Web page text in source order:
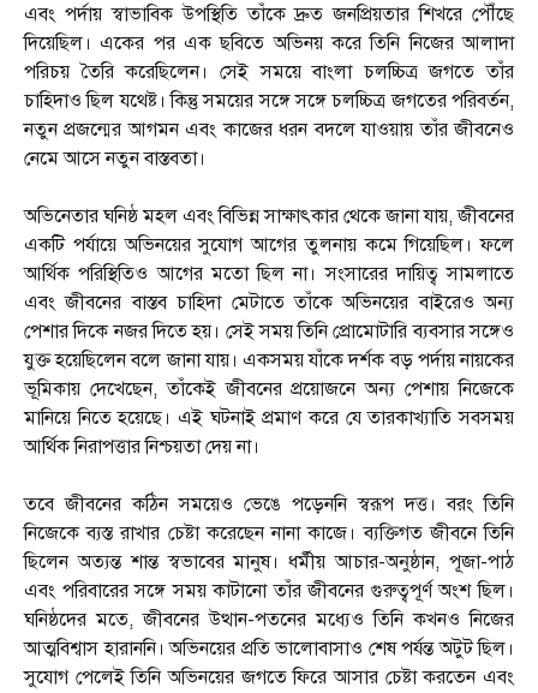
এবং পর্দায় স্বাভাবিক উপস্থিতি তাঁকে দ্রুত জনপ্রিয়তার শিখরে পৌঁছে
দিয়েছিল। একের পর এক ছবিতে অভিনয় করে তিনি নিজের আলাদা
পরিচয় তৈরি করেছিলেন। সেই সময়ে বাংলা চলচ্চিত্র জগতে তাঁর
চাহিদাও ছিল যথেষ্ট। কিন্তু সময়ের সঙ্গে সঙ্গে চলচ্চিত্র জগতের পরিবর্তন,
নতুন প্রজন্মের আগমন এবং কাজের ধরন বদলে যাওয়ায় তাঁর জীবনেও
নেমে আসে নতুন বাস্তবতা।
অভিনেতার ঘনিষ্ঠ মহল এবং বিভিন্ন সাক্ষাৎকার থেকে জানা যায়, জীবনের
একটি পর্যায়ে অভিনয়ের সুযোগ আগের তুলনায় কমে গিয়েছিল। ফলে
আর্থিক পরিস্থিতিও আগের মতো ছিল না। সংসারের দায়িত্ব সামলাতে
এবং জীবনের বাস্তব চাহিদা মেটাতে তাঁকে অভিনয়ের বাইরেও অন্য
পেশার দিকে নজর দিতে হয়। সেই সময় তিনি প্রোমোটারি ব্যবসার সঙ্গেও
যুক্ত হয়েছিলেন বলে জানা যায়। একসময় যাঁকে দর্শক বড় পর্দায় নায়কের
ভূমিকায় দেখেছেন, তাঁকেই জীবনের প্রয়োজনে অন্য পেশায় নিজেকে
মানিয়ে নিতে হয়েছে। এই ঘটনাই প্রমাণ করে যে তারকাখ্যাতি সবসময়
আর্থিক নিরাপত্তার নিশ্চয়তা দেয় না।
তবে জীবনের কঠিন সময়েও ভেঙে পড়েননি স্বরূপ দত্ত। বরং তিনি
নিজেকে ব্যস্ত রাখার চেষ্টা করেছেন নানা কাজে। ব্যক্তিগত জীবনে তিনি
ছিলেন অত্যন্ত শান্ত স্বভাবের মানুষ। ধর্মীয় আচার-অনুষ্ঠান, পূজা-পাঠ
এবং পরিবারের সঙ্গে সময় কাটানো তাঁর জীবনের গুরুত্বপূর্ণ অংশ ছিল।
ঘনিষ্ঠদের মতে, জীবনের উত্থান-পতনের মধ্যেও তিনি কখনও নিজের
আত্মবিশ্বাস হারাননি। অভিনয়ের প্রতি ভালোবাসাও শেষ পর্যন্ত অটুট ছিল।
সুযোগ পেলেই তিনি অভিনয়ের জগতে ফিরে আসার চেষ্টা করতেন এবং